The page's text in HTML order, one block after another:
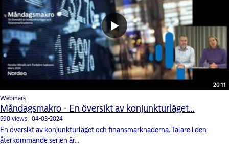
20:11
Webinars
Måndagsmakro - En översikt av konjunkturläget...
590 views 04-03-2024
En översikt av konjunkturläget och finansmarknaderna. Talare i den
återkommande serien är...